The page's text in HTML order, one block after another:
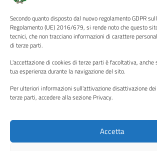
Secondo quanto disposto dal nuovo regolamento GDPR
Regolamento (UE) 2016/679, si rende noto che questo
tecnici, che non tracciano informazioni di carattere
di terze parti.
L'accettazione di cookies di terze parti è facoltativa,
tua esperienza durante la navigazione del sito.
Per ulteriori informazioni sull'attivazione disattivazione
terze parti, accedere alla sezione Privacy.
Accetta
Albo pretorio
Informativa privacy
Note legali
Piano di miglioramento del sito
Instagram